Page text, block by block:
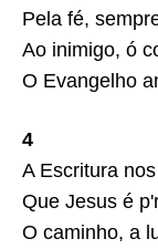
Pela fé,
Ao inimigo, ó
O Evangelho
4
A Escritura
Que Jesus é
O caminho, a